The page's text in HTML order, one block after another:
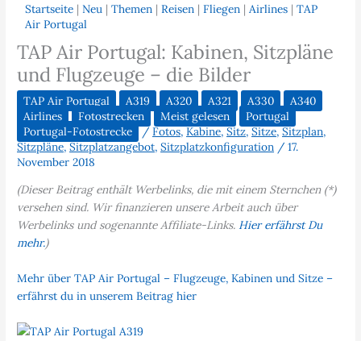
Startseite |Neu |Themen |Reisen |Fliegen | Airlines |TAP
Air Portugal
TAP Air Portugal: Kabinen, Sitzpläne
und Flugzeuge – die Bilder
TAP Air Portugal A319 A320 A321 A330
A340
Airlines
Fotostrecken Meist gelesen
Portugal
Portugal-Fotostrecke /Fotos,Kabine,Sitz,Sitze,Sitzplan,
Sitzpläne,Sitzplatzangebot,Sitzplatzkonfiguration /17.
November 2018
(Dieser Beitrag enthält Werbelinks, die mit einem Sternchen (*)
versehen sind. Wir finanzieren unsere Arbeit auch über
Werbelinks und sogenannte Affiliate-Links. Hier erfährst Du
mehr.)
Mehr über TAP Air Portugal – Flugzeuge, Kabinen und Sitze –
erfährst du in unserem Beitrag hier